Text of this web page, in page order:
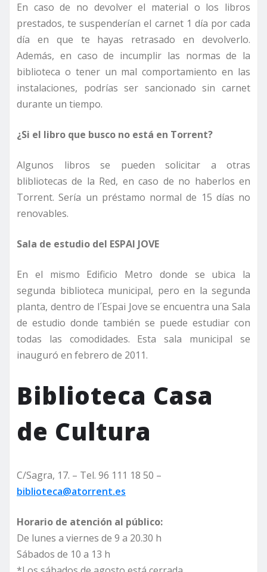
En caso de no devolver el material o los libros
prestados, te suspenderían el carnet 1 día por cada
día en que te hayas retrasado en devolverlo.
Además, en caso de incumplir las normas de la
biblioteca o tener un mal comportamiento en las
instalaciones, podrías ser sancionado sin carnet
durante un tiempo.
¿Si el libro que busco no está en Torrent?
Algunos libros se pueden solicitar a otras
blibliotecas de la Red, en caso de no haberlos en
Torrent. Sería un préstamo normal de 15 días no
renovables.
Sala de estudio del ESPAI JOVE
En el mismo Edificio Metro donde se ubica la
segunda biblioteca municipal, pero en la segunda
planta, dentro de l´Espai Jove se encuentra una Sala
de estudio donde también se puede estudiar con
todas las comodidades. Esta sala municipal se
inauguró en febrero de 2011.
Biblioteca Casa
de Cultura
C/Sagra, 17. – Tel. 96 111 18 50 –
biblioteca@atorrent.es
Horario de atención al público:
De lunes a viernes de 9 a 20.30 h
Sábados de 10 a 13 h